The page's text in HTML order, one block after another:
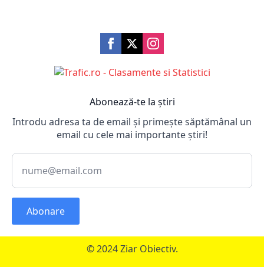
Abonează-te la știri
Introdu adresa ta de email și primește săptămânal un
email cu cele mai importante știri!
Abonare
© 2024 Ziar Obiectiv.